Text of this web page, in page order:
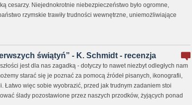
cesarzy. Niejednokrotnie niebezpieczeństwo było ogromne,
rzymskie trawiły trudności wewnętrzne, uniemożliwiające
świątyń” - K. Schmidt - recenzja
jest dla nas zagadką - dotyczy to nawet niezbyt odległych nam
starać się je poznać za pomocą źródeł pisanych, ikonografii,
Łatwo więc sobie wyobrazić, przed jak trudnym zadaniem stoi
ślady pozostawione przez naszych przodków, żyjących ponad